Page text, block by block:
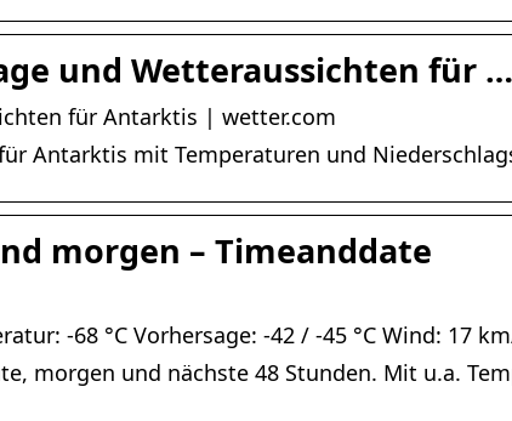
und Wetteraussichten für …
für Antarktis | wetter.com
Antarktis mit Temperaturen und
morgen – Timeanddate
-68 °C Vorhersage: -42 / -45 °C Wind: 17
morgen und nächste 48 Stunden. Mit u.a.